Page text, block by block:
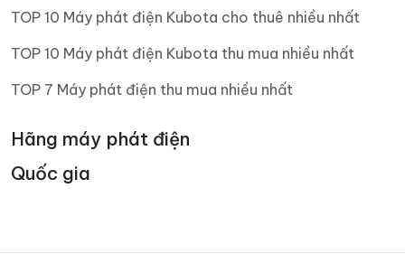
TOP 10 Máy phát điện Kubota cho thuê nhiều nhất
TOP 10 Máy phát điện Kubota thu mua nhiều nhất
TOP 7 Máy phát điện thu mua nhiều nhất
Hãng máy phát điện
Quốc gia